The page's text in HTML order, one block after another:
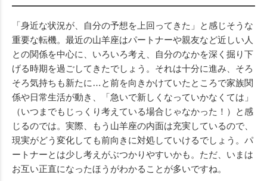
「身近な状況が、自分の予想を上回ってきた」と感じそうな
重要な転機。最近の山羊座はパートナーや親友など近しい人
との関係を中心に、いろいろ考え、自分のなかを深く掘り下
げる時期を過ごしてきたでしょう。それは十分に進み、そろ
そろ気持ちも新たに…と前を向きかけていたところで家族関
係や日常生活が動き、「急いで新しくなっていかなくては」
（いつまでもじっくり考えている場合じゃなかった！）と感
じるのでは。実際、もう山羊座の内面は充実しているので、
現実がどう変化しても前向きに対処していけるでしょう。パ
ートナーとは少し考えがぶつかりやすいかも。ただ、いまは
お互い正直になったほうがわかることが多いですね。